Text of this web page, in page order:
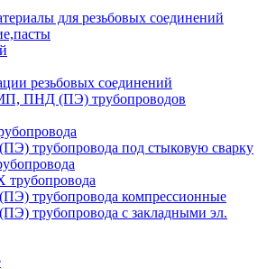
для резьбовых соединений
резьбовых соединений
ПНД (ПЭ) трубопроводов
трубопровода под стыковую сварку
трубопровода компрессионные
трубопровода с закладными эл.